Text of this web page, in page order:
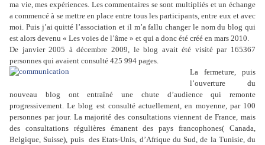
ma vie, mes expériences. Les commentaires se sont multipliés et un échange
a commencé à se mettre en place entre tous les participants, entre eux et avec
moi. Puis j’ai quitté l’association et il m’a fallu changer le nom du blog qui
est alors devenu « Les voies de l’âme » et qui a donc été créé en mars 2010.
De janvier 2005 à décembre 2009, le blog avait été visité par 165367
personnes qui avaient consulté 425 994 pages.
La fermeture, puis
l’ouverture du
nouveau blog ont entraîné une chute d’audience qui remonte
progressivement. Le blog est consulté actuellement, en moyenne, par 100
personnes par jour. La majorité des consultations viennent de France, mais
des consultations régulières émanent des pays francophones( Canada,
Belgique, Suisse), puis des Etats-Unis, d’Afrique du Sud, de la Tunisie, du